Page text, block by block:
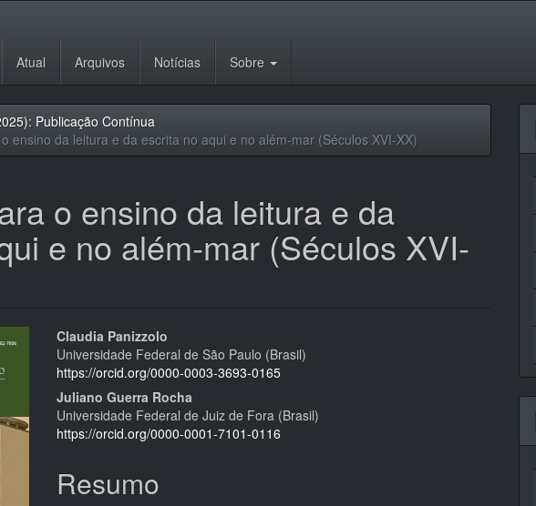
Atual Arquivos Notícias Sobre
Publicação Contínua
ensino da leitura e da escrita no aqui e no além-mar (Séculos XVI-XX)
o ensino da leitura e da
e no além-mar (Séculos XVI-
Conteúdo
do
artigo
principal
Claudia Panizzolo
Universidade Federal de São Paulo (Brasil)
https://orcid.org/0000-0003-3693-0165
Juliano Guerra Rocha
Universidade Federal de Juiz de Fora (Brasil)
https://orcid.org/0000-0001-7101-0116
Resumo